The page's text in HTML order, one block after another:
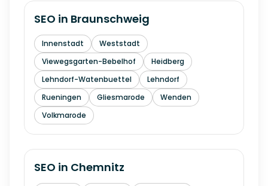
SEO in Braunschweig
Innenstadt
Weststadt
Viewegsgarten-Bebelhof
Heidberg
Lehndorf-Watenbuettel
Lehndorf
Rueningen
Gliesmarode
Wenden
Volkmarode
SEO in Chemnitz